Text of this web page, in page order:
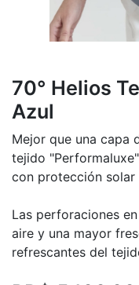
70° Helios
Azul
Mejor que una capa
tejido
con protección solar
Las perforaciones
aire y una mayor
refrescantes del